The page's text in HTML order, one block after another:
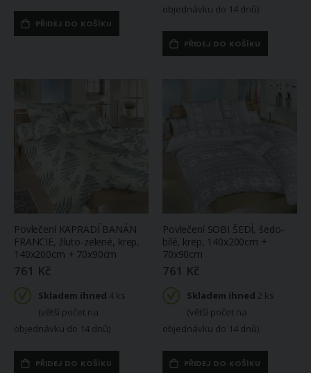
PŘIDEJ DO KOŠÍKU
objednávku do 14 dnů)
PŘIDEJ DO KOŠÍKU
Povlečení KAPRADÍ BANÁN
FRANCIE, žluto-zelené, krep,
140x200cm + 70x90cm
761 Kč
Skladem ihned 4 ks
(větší počet na
objednávku do 14 dnů)
PŘIDEJ DO KOŠÍKU
Povlečení SOBI ŠEDÍ, šedo-
bílé, krep, 140x200cm +
70x90cm
761 Kč
Skladem ihned 2 ks
(větší počet na
objednávku do 14 dnů)
PŘIDEJ DO KOŠÍKU